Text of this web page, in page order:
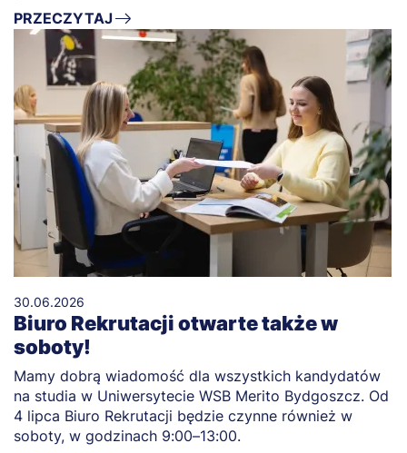
PRZECZYTAJ
30.06.2026
Biuro Rekrutacji otwarte także w
soboty!
Mamy dobrą wiadomość dla wszystkich kandydatów
na studia w Uniwersytecie WSB Merito Bydgoszcz. Od
4 lipca Biuro Rekrutacji będzie czynne również w
soboty, w godzinach 9:00–13:00.